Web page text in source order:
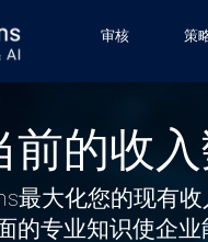
审核 策
前的收
最大化您的现有
的专业知识使企业